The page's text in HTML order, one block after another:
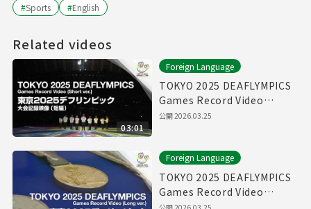
#Sports #English
Related videos
03:01
Foreign Language
TOKYO 2025 DEAFLYMPICS
Games Record Video
（Short ver.）
公開2026.03.25
Foreign Language
TOKYO 2025 DEAFLYMPICS
Games Record Video
（Long ver.）